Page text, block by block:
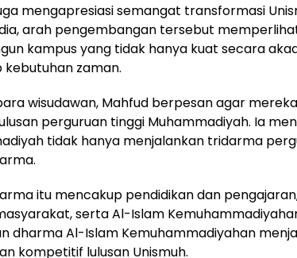
mengapresiasi semangat transformasi
arah pengembangan tersebut
kampus yang tidak hanya kuat secara
zaman.
wisudawan, Mahfud berpesan agar
perguruan tinggi Muhammadiyah. Ia
tidak hanya menjalankan tridarma
itu mencakup pendidikan dan
serta Al-Islam
dharma Al-Islam Kemuhammadiyahan
kompetitif lulusan Unismuh.